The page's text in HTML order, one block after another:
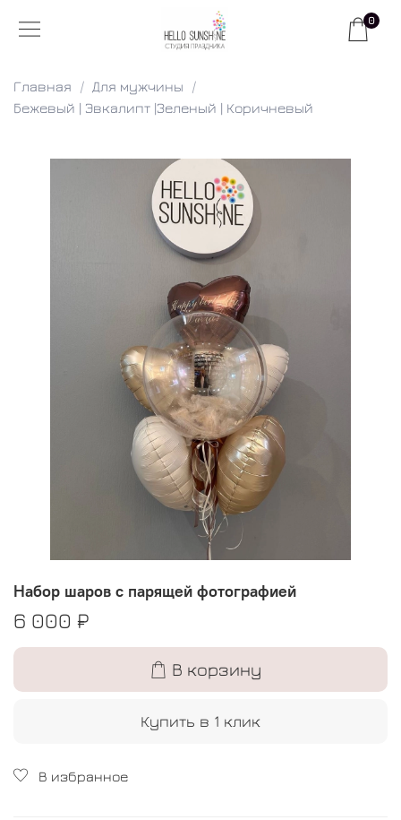
0
Главная
Для мужчины
Бежевый | Эвкалипт |Зеленый | Коричневый
Набор шаров с парящей фотографией
6 000 ₽
В корзину
Купить в 1 клик
В избранное